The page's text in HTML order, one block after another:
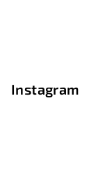
Instagram